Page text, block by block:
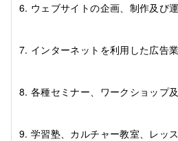
6. ウェブサイトの企画、制作及び
7. インターネットを利用した広告業
8. 各種セミナー、ワークショップ
9. 学習塾、カルチャー教室、レッ